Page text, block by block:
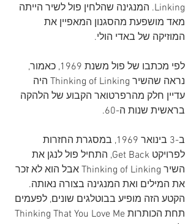
Linking. המנגינה שהלחין פול לשיר הייתה
מאד מושפעת מהסגנון המאפיין את
המוזיקה של באדי הולי.
לפי מכתבו של פול משנת 1969, כאמור,
נראה שהשיר Thinking of Linking היה
עדיין חלק מהרפרטואר הקבוע של הלהקה
בראשית שנות ה-60.
ב-3 בינואר 1969, במסגרת החזרות
לפרויקט Get Back, התחיל פול לנגן את
השיר Thinking of Linking אבל הוא לא זכר
את המילים ואת המנגינה בצורה נאותה.
הקטע הזה מופיע בבוטלגים שונים, לפעמים